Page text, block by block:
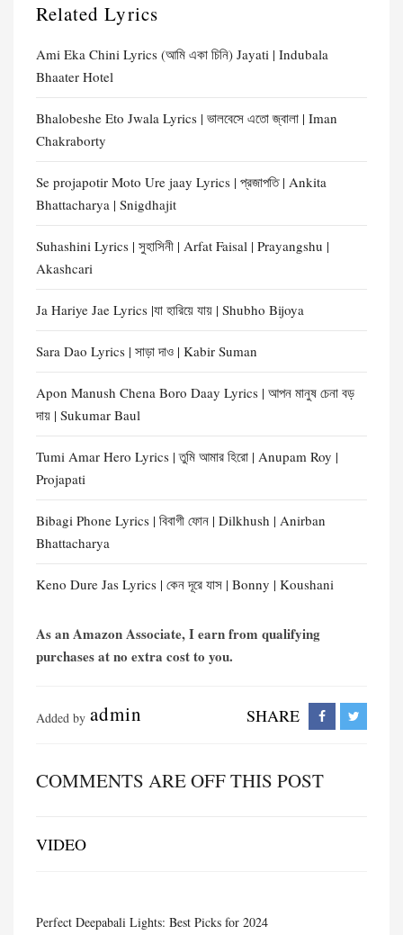
Related Lyrics
Ami Eka Chini Lyrics (আমি একা চিনি) Jayati | Indubala
Bhaater Hotel
Bhalobeshe Eto Jwala Lyrics | ভালবেসে এতো জ্বালা | Iman
Chakraborty
Se projapotir Moto Ure jaay Lyrics | প্রজাপতি | Ankita
Bhattacharya | Snigdhajit
Suhashini Lyrics | সুহাসিনী | Arfat Faisal | Prayangshu |
Akashcari
Ja Hariye Jae Lyrics |যা হারিয়ে যায় | Shubho Bijoya
Sara Dao Lyrics | সাড়া দাও | Kabir Suman
Apon Manush Chena Boro Daay Lyrics | আপন মানুষ চেনা বড়
দায় | Sukumar Baul
Tumi Amar Hero Lyrics | তুমি আমার হিরো | Anupam Roy |
Projapati
Bibagi Phone Lyrics | বিবাগী ফোন | Dilkhush | Anirban
Bhattacharya
Keno Dure Jas Lyrics | কেন দূরে যাস | Bonny | Koushani
As an Amazon Associate, I earn from qualifying
purchases at no extra cost to you.
Added by admin SHARE
COMMENTS ARE OFF THIS POST
VIDEO
Perfect Deepabali Lights: Best Picks for 2024